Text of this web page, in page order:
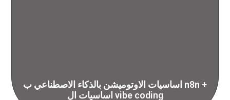
اساسيات الاوتوميشن بالذكاء الاصطناعي ب n8n +
اساسيات ال vibe coding